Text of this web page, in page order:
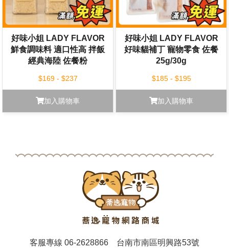
好味小姐 LADY FLAVOR
鮮食調味料 適口性高 拌飯
經典海陸 佐餐粉
$169 - $237
加入購物車
好味小姐 LADY FLAVOR
好味貓補丁 寵物零食 佐餐
25g/30g
$185 - $195
加入購物車
客服專線06-2628866 台南市南區明興路53號